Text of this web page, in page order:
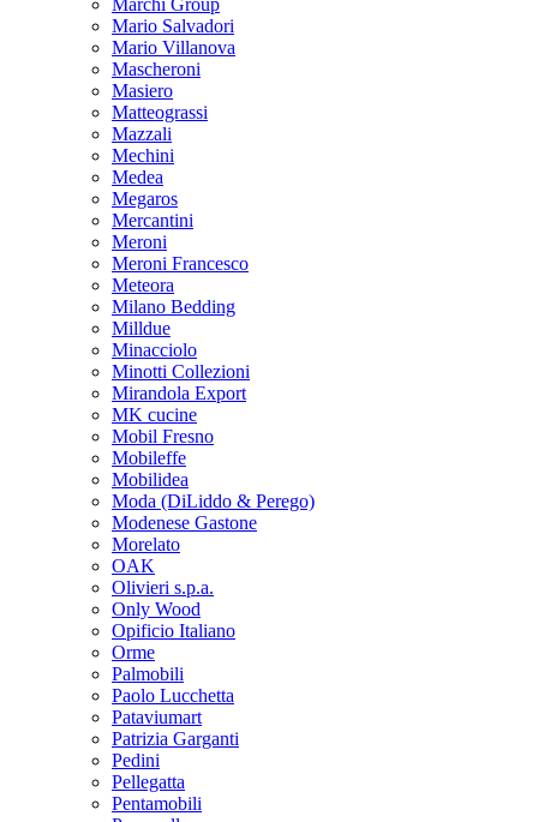
Marchi Group
Mario Salvadori
Mario Villanova
Mascheroni
Masiero
Matteograssi
Mazzali
Mechini
Medea
Megaros
Mercantini
Meroni
Meroni Francesco
Meteora
Milano Bedding
Milldue
Minacciolo
Minotti Collezioni
Mirandola Export
MK cucine
Mobil Fresno
Mobileffe
Mobilidea
Moda (DiLiddo & Perego)
Modenese Gastone
Morelato
OAK
Olivieri s.p.a.
Only Wood
Opificio Italiano
Orme
Palmobili
Paolo Lucchetta
Pataviumart
Patrizia Garganti
Pedini
Pellegatta
Pentamobili